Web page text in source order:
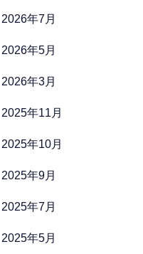
2026年7月
2026年5月
2026年3月
2025年11月
2025年10月
2025年9月
2025年7月
2025年5月